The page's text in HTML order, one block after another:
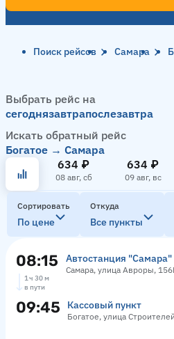
Поиск рейсов Самара
Выбрать рейс на
сегоднязавтрапослезавтра
Искать обратный рейс
Богатое → Самара
634 ₽
08 авг, сб
634 ₽
09 авг, вс
Сортировать
По цене
Откуда
Все пункты
08:15 Автостанция "Самара"
Самара, улица Авроры,
1 ч 30 м
в пути
09:45 Кассовый пункт
Богатое, улица